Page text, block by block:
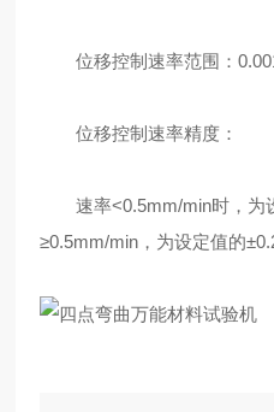
位移控制速率范围：
位移控制速率精度：
速率<0.5mm/min时，为
≥0.5mm/min，为设定值的